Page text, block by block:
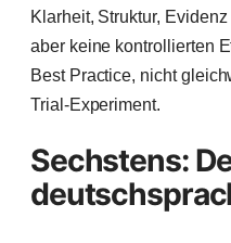
Klarheit, Struktur,
aber keine kontrollierten
Best Practice, nicht
Trial-Experiment.
Sechstens: